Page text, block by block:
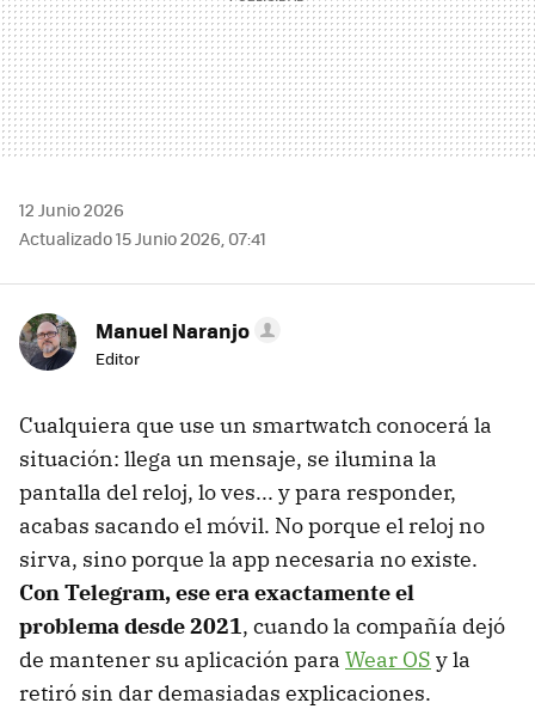
12 Junio 2026
Actualizado 15 Junio 2026, 07:41
Manuel Naranjo
Editor
Cualquiera que use un smartwatch conocerá la
situación: llega un mensaje, se ilumina la
pantalla del reloj, lo ves... y para responder,
acabas sacando el móvil. No porque el reloj no
sirva, sino porque la app necesaria no existe.
Con Telegram, ese era exactamente el
problema desde 2021, cuando la compañía dejó
de mantener su aplicación para Wear OS y la
retiró sin dar demasiadas explicaciones.